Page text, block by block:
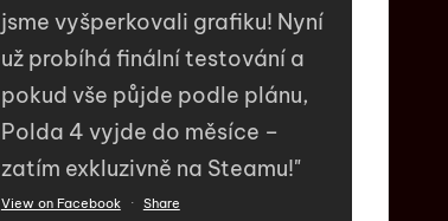
jsme vyšperkovali grafiku! Nyní
už probíhá finální testování a
pokud vše půjde podle plánu,
Polda 4 vyjde do měsíce –
zatím exkluzivně na Steamu!"
View on Facebook · Share